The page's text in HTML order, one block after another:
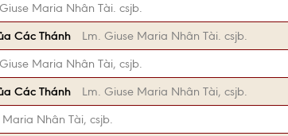
Maria Nhân Tài. csjb.
Các Thánh
Lm. Giuse Maria Nhân Tài. csjb.
Maria Nhân Tài, csjb.
Các Thánh
Lm. Giuse Maria Nhân Tài, csjb.
Maria Nhân Tài, csjb.